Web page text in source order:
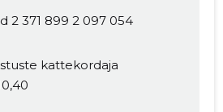
2 371 899 2 097 054
kattekordaja